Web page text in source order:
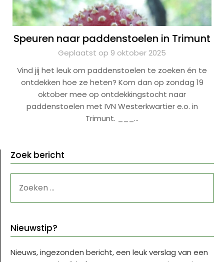
Speuren naar paddenstoelen in Trimunt
Geplaatst op 9 oktober 2025
Vind jij het leuk om paddenstoelen te zoeken én te
ontdekken hoe ze heten? Kom dan op zondag 19
oktober mee op ontdekkingstocht naar
paddenstoelen met IVN Westerkwartier e.o. in
Trimunt. ___…
Zoek bericht
NAAR:
Nieuwstip?
Nieuws, ingezonden bericht, een leuk verslag van een